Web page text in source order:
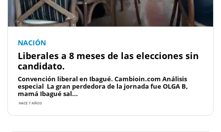
NACIÓN
Liberales a 8 meses de las elecciones sin
candidato.
Convención liberal en Ibagué. Cambioin.com Análisis
especial La gran perdedora de la jornada fue OLGA B,
mamá Ibagué sal...
HACE 7 AÑOS